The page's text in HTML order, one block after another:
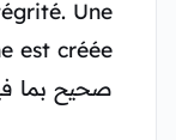
Une
صحيح بما